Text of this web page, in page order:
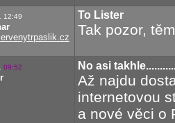
12:49 To Lister
Tak pozor,
09:52 No asi
Až najdu
internetovou
a nové věci o